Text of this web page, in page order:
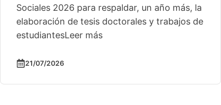
Sociales 2026 para respaldar, un año más, la
elaboración de tesis doctorales y trabajos de
estudiantesLeer más
21/07/2026